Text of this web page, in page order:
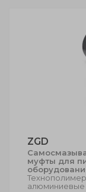
ZGD
муфты для
алюминиевые